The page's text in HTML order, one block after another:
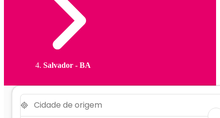
Salvador - BA